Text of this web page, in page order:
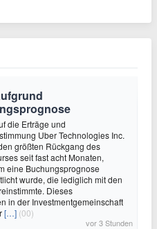
die Erträge und
Uber Technologies Inc.
größten Rückgang des
seit fast acht Monaten,
eine Buchungsprognose
wurde, die lediglich mit den
Dieses
in der Investmentgemeinschaft
[…] (00)
vor 3 Stunden